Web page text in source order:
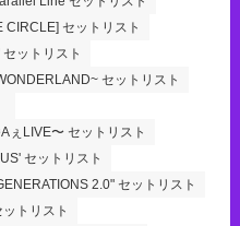
CIRCLE] セットリスト
ットリスト
セットリスト
ぇLIVE〜 セットリスト
セットリスト
2.0" セットリスト
トリスト